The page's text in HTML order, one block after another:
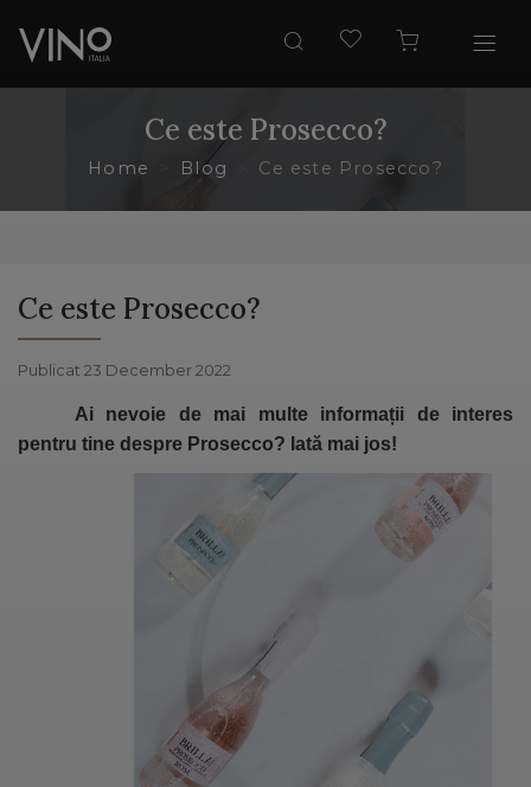
Ce este Prosecco?
Home Blog Ce este Prosecco?
Ce este Prosecco?
Publicat 23 December 2022
Ai nevoie de mai multe informații de interes
pentru tine despre Prosecco? Iată mai jos!